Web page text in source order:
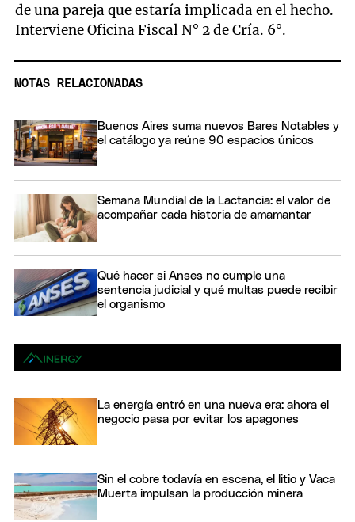
de una pareja que estaría implicada en el hecho.
Interviene Oficina Fiscal N° 2 de Cría. 6°.
NOTAS RELACIONADAS
Buenos Aires suma nuevos Bares Notables y
el catálogo ya reúne 90 espacios únicos
Semana Mundial de la Lactancia: el valor de
acompañar cada historia de amamantar
Qué hacer si Anses no cumple una
sentencia judicial y qué multas puede recibir
el organismo
La energía entró en una nueva era: ahora el
negocio pasa por evitar los apagones
Sin el cobre todavía en escena, el litio y Vaca
Muerta impulsan la producción minera